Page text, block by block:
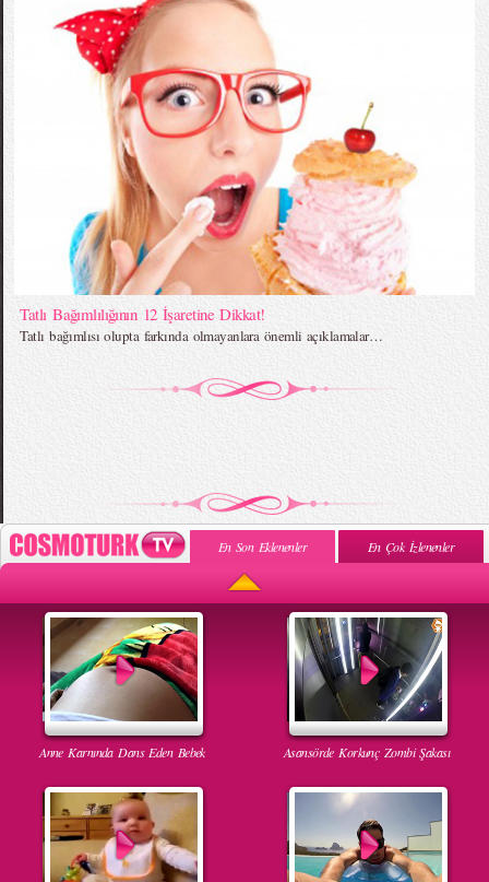
Tatlı Bağımlılığının 12 İşaretine Dikkat!
Tatlı bağımlısı olupta farkında olmayanlara önemli açıklamalar…
En Son Eklenenler En Çok İzlenenler
Anne Karnında Dans Eden Bebek Asansörde Korkunç Zombi Şakası